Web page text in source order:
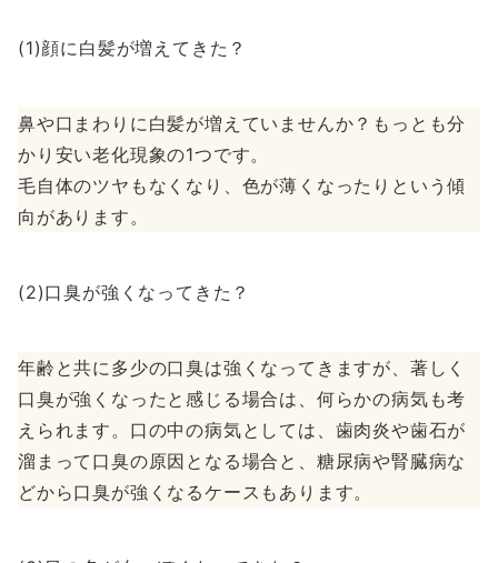
(1)顔に白髪が増えてきた？
鼻や口まわりに白髪が増えていませんか？もっとも分
かり安い老化現象の1つです。
毛自体のツヤもなくなり、色が薄くなったりという傾
向があります。
(2)口臭が強くなってきた？
年齢と共に多少の口臭は強くなってきますが、著しく
口臭が強くなったと感じる場合は、何らかの病気も考
えられます。口の中の病気としては、歯肉炎や歯石が
溜まって口臭の原因となる場合と、糖尿病や腎臓病な
どから口臭が強くなるケースもあります。